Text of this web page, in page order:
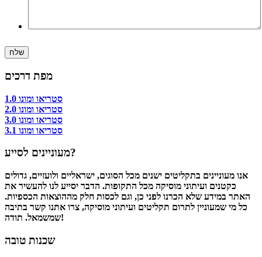
שלח
מפת דרכים
סטריאו ומונו 1.0
סטריאו ומונו 2.0
סטריאו ומונו 3.0
סטריאו ומונו 3.1
מעוניינים לסייע?
אנו מעוניינים בתקליטים ישנים מכל הסוגים, ישראליים ולועזיים, גדולים
כקטנים ועיתוני מוסיקה מכל התקופות. הדבר יסייע לנו להעשיר את
האתר במידע שלא הכרנו לפני כן, וגם לכסות חלק מההוצאות הכספיות.
כל מי שמעוניין לתרום תקליטים ועיתוני מוסיקה, צרו אתנו קשר בתיבה
שמשמאל. תודה!
שכנות טובה